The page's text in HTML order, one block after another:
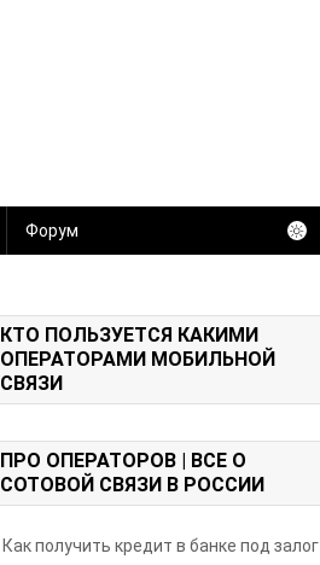
Форум
КТО ПОЛЬЗУЕТСЯ КАКИМИ
ОПЕРАТОРАМИ МОБИЛЬНОЙ
СВЯЗИ
ПРО ОПЕРАТОРОВ | ВСЕ О
СОТОВОЙ СВЯЗИ В РОССИИ
Как получить кредит в банке под залог